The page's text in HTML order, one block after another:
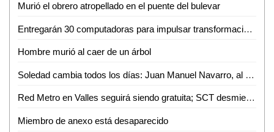
Murió el obrero atropellado en el puente del bulevar
Entregarán 30 computadoras para impulsar transformación digital de negocios de la Huasteca
Hombre murió al caer de un árbol
Soledad cambia todos los días: Juan Manuel Navarro, al arrancar pavimentación en bulevar Valle de los Fantasmas
Red Metro en Valles seguirá siendo gratuita; SCT desmiente cobro de 12 pesos
Miembro de anexo está desaparecido